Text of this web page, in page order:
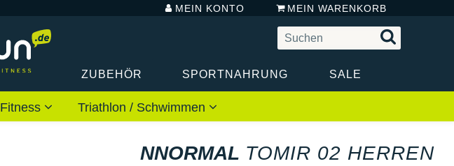
MEIN KONTO MEIN WARENKORB
ZUBEHÖR SPORTNAHRUNG SALE
Fitness Triathlon / Schwimmen
NNORMAL TOMIR 02 HERREN